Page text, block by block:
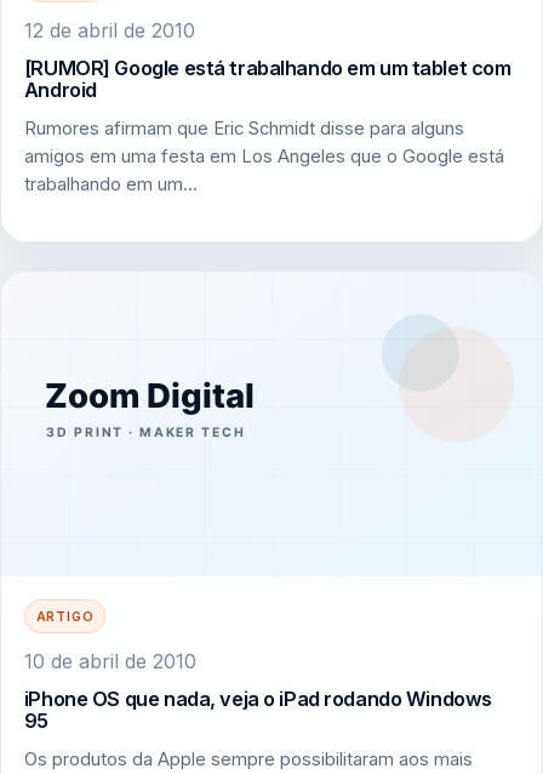
12 de abril de 2010
[RUMOR] Google está trabalhando em um tablet com
Android
Rumores afirmam que Eric Schmidt disse para alguns
amigos em uma festa em Los Angeles que o Google está
trabalhando em um…
ARTIGO
10 de abril de 2010
iPhone OS que nada, veja o iPad rodando Windows
95
Os produtos da Apple sempre possibilitaram aos mais